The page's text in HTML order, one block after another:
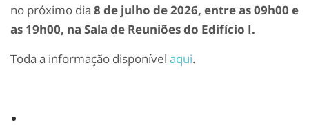
no próximo dia 8 de julho de 2026, entre as 09h00 e
as 19h00, na Sala de Reuniões do Edifício I.
Toda a informação disponível aqui.